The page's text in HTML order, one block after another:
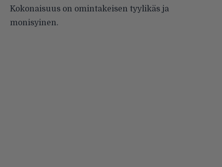
Kokonaisuus on omintakeisen tyylikäs ja
monisyinen.